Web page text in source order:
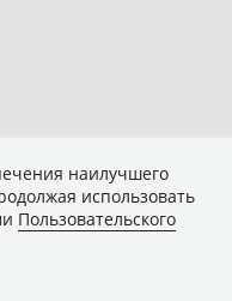
наилучшего
использовать
Пользовательского